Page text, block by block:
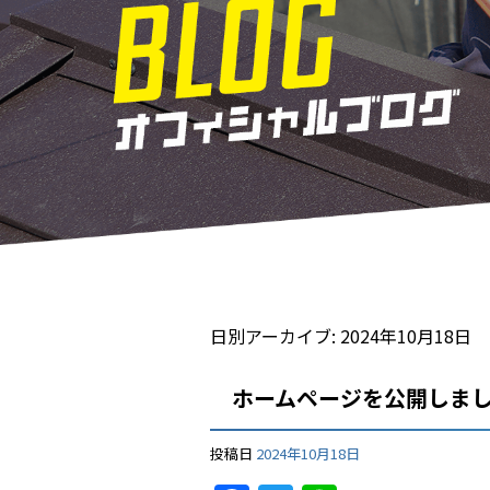
日別アーカイブ: 2024年10月18日
ホームページを公開しま
投稿日 2024年10月18日